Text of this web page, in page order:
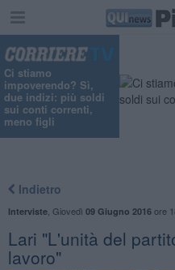
Ci stiamo
impoverendo? Sì,
due indizi: più soldi
sui conti correnti,
meno figli
Indietro
Interviste, Giovedì 09 Giugno 2016ore
Lari "L'unità del
lavoro"